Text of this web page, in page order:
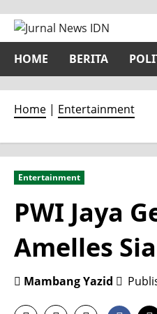
Skip
to
content
HOME BERITA
Home | Entertainment
Entertainment
PWI Jaya
Amelles
Mambang Yazid